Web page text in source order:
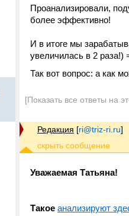
Проанализировали,
более эффективно!
И в итоге мы
увеличилась в 2 раза!)
Так вот вопрос: а как
[Показать все ответы на
Редакция [ri@triz-ri.ru]
Уважаемая Татьяна!
Такое анализируют